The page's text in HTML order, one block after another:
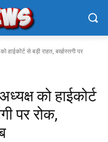
हाईकोर्ट से बड़ी राहत, बर्खास्तगी पर
को हाईकोर्ट
पर रोक,